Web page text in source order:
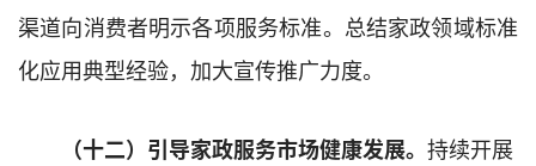
渠道向消费者明示各项服务标准。总结家政领域标准
化应用典型经验，加大宣传推广力度。
（十二）引导家政服务市场健康发展。 持续开展